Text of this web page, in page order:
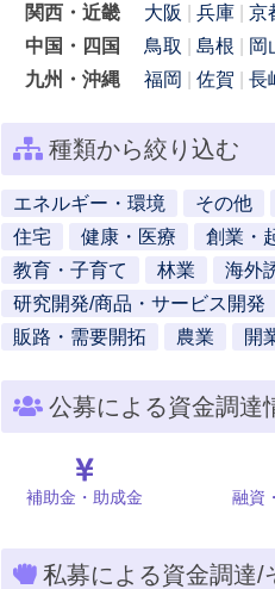
関西・近畿
大阪 兵庫 京
中国・四国
鳥取 島根 岡
九州・沖縄
福岡 佐賀 長
種類から絞り込む
エネルギー・環境 その他
住宅
健康・医療 創業・
教育・子育て
林業 海外
研究開発/商品・サービス開発
販路・需要開拓
農業 開
公募による資金調達
補助金・助成金 融資
私募による資金調達/